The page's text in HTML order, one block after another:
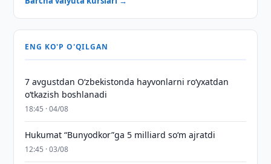
ENG KO'P O'QILGAN
7 avgustdan O‘zbekistonda hayvonlarni ro‘yxatdan
o‘tkazish boshlanadi
18:45 · 04/08
Hukumat “Bunyodkor”ga 5 milliard so‘m ajratdi
12:45 · 03/08